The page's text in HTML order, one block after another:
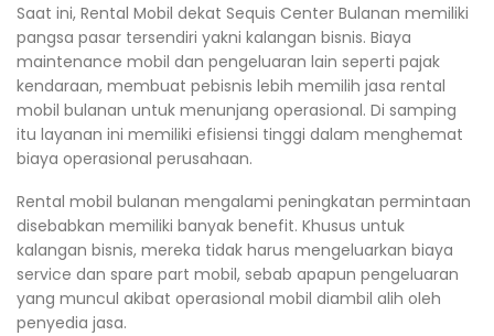
Saat ini, Rental Mobil dekat Sequis Center Bulanan memiliki
pangsa pasar tersendiri yakni kalangan bisnis. Biaya
maintenance mobil dan pengeluaran lain seperti pajak
kendaraan, membuat pebisnis lebih memilih jasa rental
mobil bulanan untuk menunjang operasional. Di samping
itu layanan ini memiliki efisiensi tinggi dalam menghemat
biaya operasional perusahaan.
Rental mobil bulanan mengalami peningkatan permintaan
disebabkan memiliki banyak benefit. Khusus untuk
kalangan bisnis, mereka tidak harus mengeluarkan biaya
service dan spare part mobil, sebab apapun pengeluaran
yang muncul akibat operasional mobil diambil alih oleh
penyedia jasa.